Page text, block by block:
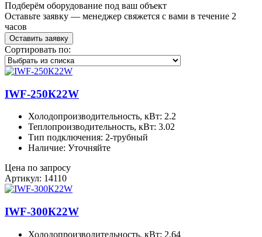
Подберём оборудование под ваш объект
Оставьте заявку — менеджер свяжется с вами в течение 2
часов
Оставить заявку
Сортировать по:
IWF-250К22W
Холодопроизводительность, кВт: 2.2
Теплопроизводительность, кВт: 3.02
Тип подключения: 2-трубный
Наличие: Уточняйте
Цена по запросу
Артикул: 14110
IWF-300К22W
Холодопроизводительность, кВт: 2.64